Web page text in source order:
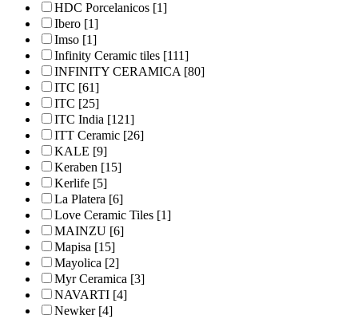
HDC Porcelanicos [1]
Ibero [1]
Imso [1]
Infinity Ceramic tiles [111]
INFINITY CERAMICA[80]
ITC [61]
ITC [25]
ITC India [121]
ITT Ceramic [26]
KALE [9]
Keraben [15]
Kerlife [5]
La Platera [6]
Love Ceramic Tiles [1]
MAINZU [6]
Mapisa [15]
Mayolica [2]
Myr Ceramica [3]
NAVARTI [4]
Newker[4]